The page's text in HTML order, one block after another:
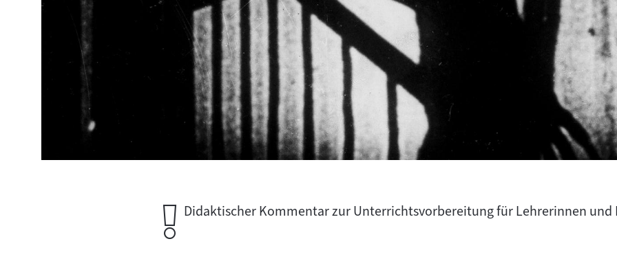
Wichtiger
Hinweis:
Didaktischer Kommentar zur Unterrichtsvorbereitung für Lehrerinnen und